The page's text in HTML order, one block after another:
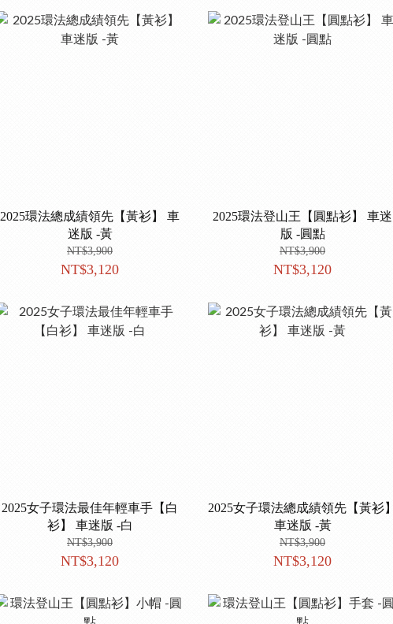
2025環法總成績領先【黃衫】 車
迷版 -黃
NT$3,900
NT$3,120
2025環法登山王【圓點衫】 車迷
版 -圓點
NT$3,900
NT$3,120
2025女子環法最佳年輕車手【白
衫】 車迷版 -白
NT$3,900
NT$3,120
2025女子環法總成績領先【黃衫】
車迷版 -黃
NT$3,900
NT$3,120